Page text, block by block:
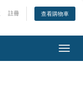
註冊 查看購物車
切
換